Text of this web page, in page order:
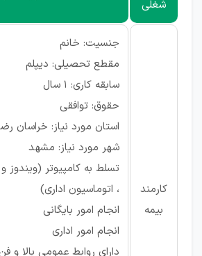
شغلی
کارمند
بیمه
جنسیت: خانم
مقطع تحصیلی: دیپلم
سابقه کاری: ۱ سال
حقوق: توافقی
استان مورد نیاز: خراسان
شهر مورد نیاز: مشهد
تسلط به کامپیوتر (ویندوز
، اتوماسیون اداری)
انجام امور بایگانی
انجام امور اداری
دارای روابط عمومی بالا و